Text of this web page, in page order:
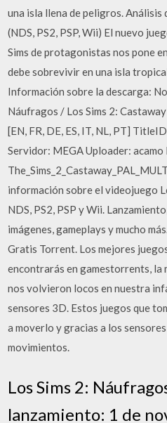
una isla llena de peligros. Análisis
(NDS, PS2, PSP, Wii) El nuevo
Sims de protagonistas nos pone
debe sobrevivir en una isla
Información sobre la descarga:
Náufragos / Los Sims 2:
[EN, FR, DE, ES, IT, NL, PT]
Servidor: MEGA Uploader: acamo
información sobre el videojuego
NDS, PS2, PSP y Wii.
imágenes, gameplays y mucho
Gratis Torrent. Los mejores
encontrarás en gamestorrents, la
nos volvieron locos en nuestra
sensores 3D. Estos juegos que
a moverlo y gracias a los
movimientos.
Los Sims 2:
lanzamiento: 1 de